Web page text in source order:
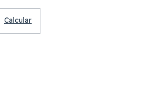
Calcular